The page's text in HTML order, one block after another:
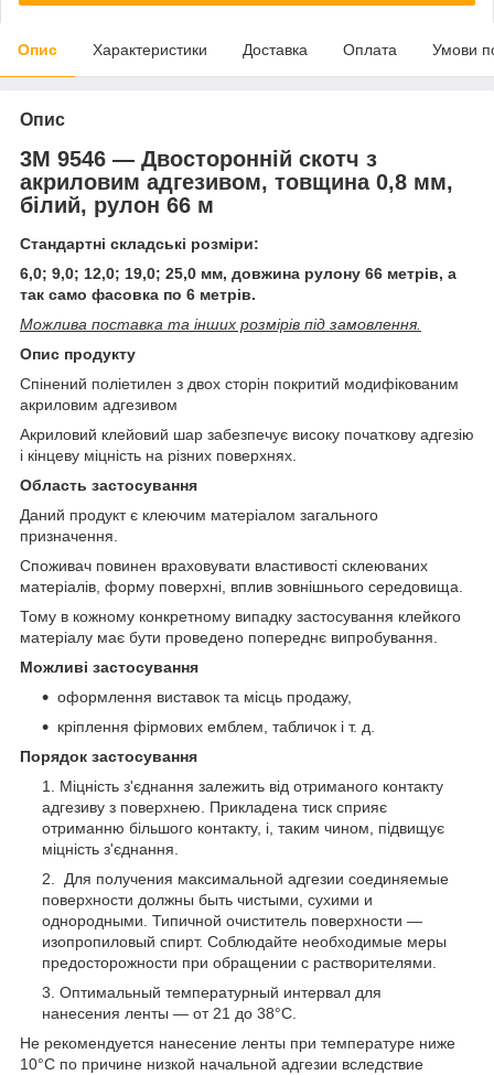
Опис Характеристики Доставка Оплата Умови
Опис
3M 9546 ― Двосторонній скотч з
акриловим адгезивом, товщина 0,8 мм,
білий, рулон 66 м
Стандартні складські розміри:
6,0; 9,0; 12,0; 19,0; 25,0 мм, довжина рулону 66 метрів, а
так само фасовка по 6 метрів.
Можлива поставка та інших розмірів під замовлення.
Опис продукту
Спінений поліетилен з двох сторін покритий модифікованим
акриловим адгезивом
Акриловий клейовий шар забезпечує високу початкову адгезію
і кінцеву міцність на різних поверхнях.
Область застосування
Даний продукт є клеючим матеріалом загального
призначення.
Споживач повинен враховувати властивості склеюваних
матеріалів, форму поверхні, вплив зовнішнього середовища.
Тому в кожному конкретному випадку застосування клейкого
матеріалу має бути проведено попереднє випробування.
Можливі застосування
оформлення виставок та місць продажу,
кріплення фірмових емблем, табличок і т. д.
Порядок застосування
Міцність з'єднання залежить від отриманого контакту
адгезиву з поверхнею. Прикладена тиск сприяє
отриманню більшого контакту, і, таким чином, підвищує
міцність з'єднання.
Для получения максимальной адгезии соединяемые
поверхности должны быть чистыми, сухими и
однородными. Типичной очиститель поверхности ―
изопропиловый спирт. Соблюдайте необходимые меры
предосторожности при обращении с растворителями.
Оптимальный температурный интервал для
нанесения ленты ― от 21 до 38°С.
Не рекомендуется нанесение ленты при температуре ниже
10°С по причине низкой начальной адгезии вследствие